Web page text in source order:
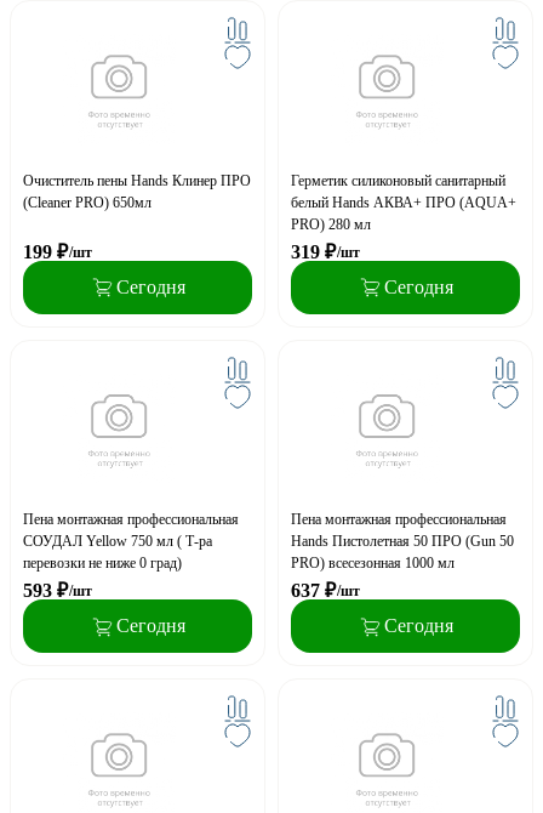
Очиститель пены Hands Клинер ПРО
(Cleaner PRO) 650мл
199 ₽/шт
Сегодня
Герметик силиконовый санитарный
белый Hands АКВА+ ПРО (AQUA+
PRO) 280 мл
319 ₽/шт
Сегодня
Пена монтажная профессиональная
СОУДАЛ Yellow 750 мл ( Т-ра
перевозки не ниже 0 град)
593 ₽/шт
Сегодня
Пена монтажная профессиональная
Hands Пистолетная 50 ПРО (Gun 50
PRO) всесезонная 1000 мл
637 ₽/шт
Сегодня